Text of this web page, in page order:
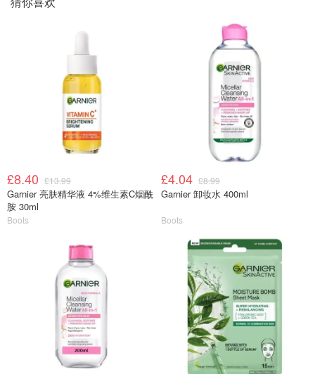
£8.40 £13.99
Garnier 亮肤精华液 4%维生素C烟酰
胺 30ml
Boots
£4.04 £8.99
Garnier 卸妆水 400ml
Boots